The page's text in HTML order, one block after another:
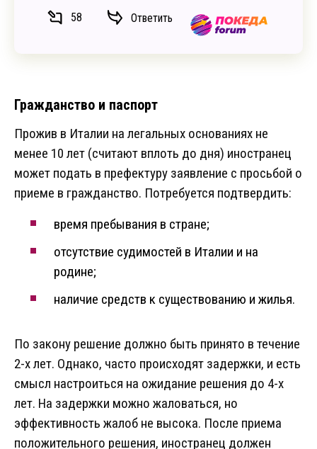
58 Ответить
Гражданство и паспорт
Прожив в Италии на легальных основаниях не
менее 10 лет (считают вплоть до дня) иностранец
может подать в префектуру заявление с просьбой о
приеме в гражданство. Потребуется подтвердить:
время пребывания в стране;
отсутствие судимостей в Италии и на
родине;
наличие средств к существованию и жилья.
По закону решение должно быть принято в течение
2-х лет. Однако, часто происходят задержки, и есть
смысл настроиться на ожидание решения до 4-х
лет. На задержки можно жаловаться, но
эффективность жалоб не высока. После приема
положительного решения, иностранец должен